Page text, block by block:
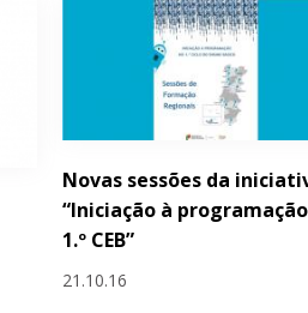
Novas sessões da
“Iniciação à
1.º CEB”
21.10.16